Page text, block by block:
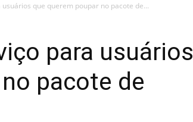
que querem poupar no pacote de...
para usuários
pacote de